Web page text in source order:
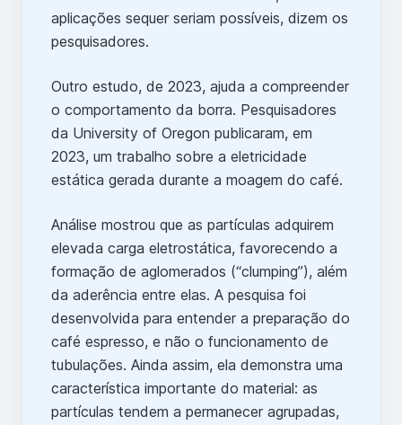
aplicações sequer seriam possíveis, dizem os
pesquisadores.
Outro estudo, de 2023, ajuda a compreender
o comportamento da borra. Pesquisadores
da University of Oregon publicaram, em
2023, um trabalho sobre a eletricidade
estática gerada durante a moagem do café.
Análise mostrou que as partículas adquirem
elevada carga eletrostática, favorecendo a
formação de aglomerados (“clumping”), além
da aderência entre elas. A pesquisa foi
desenvolvida para entender a preparação do
café espresso, e não o funcionamento de
tubulações. Ainda assim, ela demonstra uma
característica importante do material: as
partículas tendem a permanecer agrupadas,